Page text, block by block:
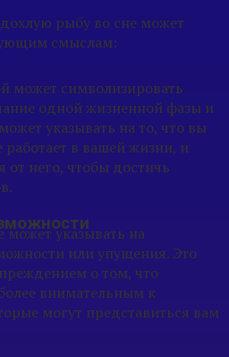
рыбу во сне может
смыслам:
может символизировать
одной жизненной фазы и
указывать на то, что вы
работает в вашей жизни, и
от него, чтобы достичь
может указывать на
или упущения. Это
о том, что
внимательным к
могут представиться вам